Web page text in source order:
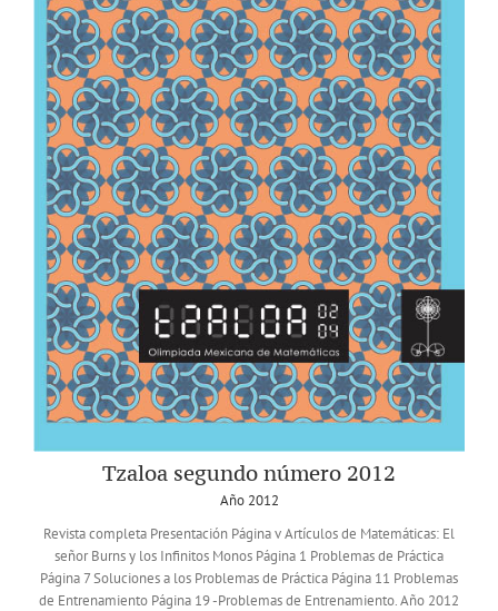
Tzaloa segundo número 2012
Año 2012
Revista completa Presentación Página v Artículos de Matemáticas: El
señor Burns y los Infinitos Monos Página 1 Problemas de Práctica
Página 7 Soluciones a los Problemas de Práctica Página 11 Problemas
de Entrenamiento Página 19 -Problemas de Entrenamiento. Año 2012